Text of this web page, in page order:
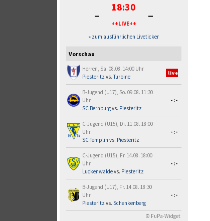
- 18:30
++LIVE++ -
» zum ausführlichen Liveticker
Vorschau
Herren, Sa. 08.08. 14:00 Uhr
Piesteritz vs.Turbine
live
B-Jugend (U17), So. 09.08. 11:30
Uhr
SC Bernburgvs. Piesteritz
-:-
C-Jugend (U15), Di. 11.08. 18:00
Uhr
SC Templin vs. Piesteritz
-:-
C-Jugend (U15), Fr. 14.08. 18:00
Uhr
Luckenwaldevs. Piesteritz
-:-
B-Jugend (U17), Fr. 14.08. 18:30
Uhr
Piesteritz vs. Schenkenberg
-:-
© FuPa-Widget